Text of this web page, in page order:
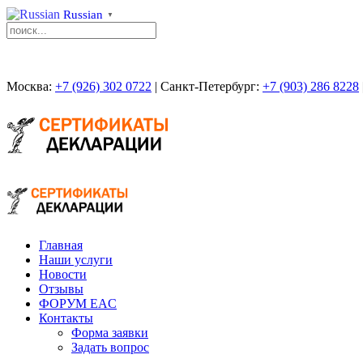
Russian ▼
Москва: +7 (926) 302 0722 | Санкт-Петербург: +7 (903) 286 8228
Главная
Наши услуги
Новости
Отзывы
ФОРУМ EAC
Контакты
Форма заявки
Задать вопрос